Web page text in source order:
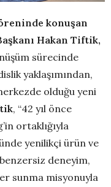
konuşan
Hakan Tiftik,
sürecinde
yaklaşımından,
olduğu yeni
, “42 yıl önce
ortaklığıyla
yenilikçi ürün ve
deneyim,
sunma misyonuyla